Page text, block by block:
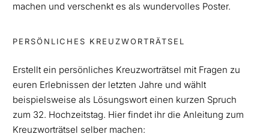
machen und verschenkt es als wundervolles Poster.
PERSÖNLICHES KREUZWORTRÄTSEL
Erstellt ein persönliches Kreuzworträtsel mit Fragen zu
euren Erlebnissen der letzten Jahre und wählt
beispielsweise als Lösungswort einen kurzen Spruch
zum 32. Hochzeitstag. Hier findet ihr die Anleitung zum
Kreuzworträtsel selber machen: